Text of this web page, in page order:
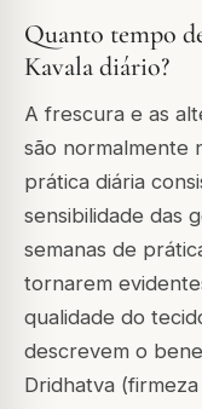
Quanto tempo
Kavala diário?
A frescura e as
são normalmente
prática diária
sensibilidade das
semanas de
tornarem
qualidade do
descrevem o
Dridhatva